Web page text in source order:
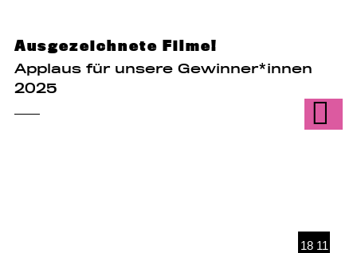
Ausgezeichnete Filme!
Applaus für unsere Gewinner*innen
2025
18 11